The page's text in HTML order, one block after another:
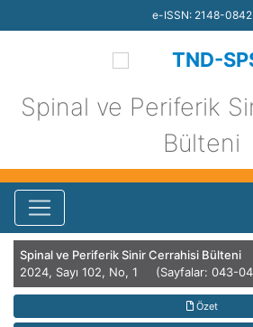
e-ISSN: 2148-0842
TND-
Spinal ve Periferik
Bülteni
Spinal ve Periferik Sinir Cerrahisi Bülteni
2024, Sayı 102, No, 1 (Sayfalar: 043-
Özet